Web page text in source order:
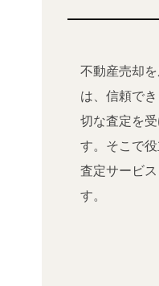
不動産売却
は、信頼で
切な査定を
す。そこで
査定サービ
す。